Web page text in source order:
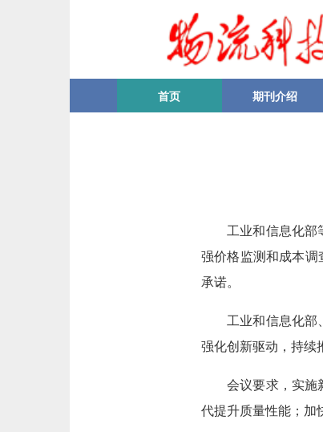
首页 期刊介绍
工业和信息化部
强价格监测和成本调
承诺。
工业和信息化部
强化创新驱动，持续
会议要求，实施
代提升质量性能；加